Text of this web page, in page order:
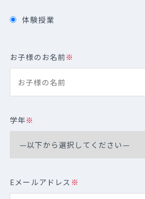
体験授業
お子様のお名前※
学年※
Eメールアドレス ※